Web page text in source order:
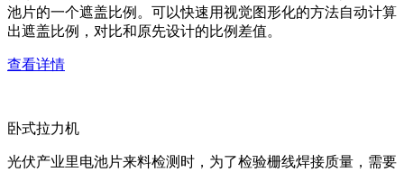
池片的一个遮盖比例。可以快速用视觉图形化的方法自动计算
出遮盖比例，对比和原先设计的比例差值。
查看详情
卧式拉力机
光伏产业里电池片来料检测时，为了检验栅线焊接质量，需要